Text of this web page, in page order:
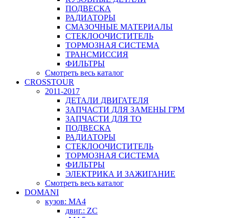
ПОДВЕСКА
РАДИАТОРЫ
СМАЗОЧНЫЕ МАТЕРИАЛЫ
СТЕКЛООЧИСТИТЕЛЬ
ТОРМОЗНАЯ СИСТЕМА
ТРАНСМИССИЯ
ФИЛЬТРЫ
Смотреть весь каталог
CROSSTOUR
2011-2017
ДЕТАЛИ ДВИГАТЕЛЯ
ЗАПЧАСТИ ДЛЯ ЗАМЕНЫ ГРМ
ЗАПЧАСТИ ДЛЯ ТО
ПОДВЕСКА
РАДИАТОРЫ
СТЕКЛООЧИСТИТЕЛЬ
ТОРМОЗНАЯ СИСТЕМА
ФИЛЬТРЫ
ЭЛЕКТРИКА И ЗАЖИГАНИЕ
Смотреть весь каталог
DOMANI
кузов: MA4
двиг.: ZC